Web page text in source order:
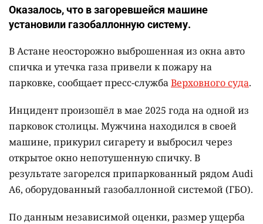
Оказалось, что в загоревшейся машине
установили газобаллонную систему.
В Астане неосторожно выброшенная из окна авто
спичка и утечка газа привели к пожару на
парковке, сообщает пресс-службаВерховного суда.
Инцидент произошёл в мае 2025 года на одной из
парковок столицы. Мужчина находился в своей
машине, прикурил сигарету и выбросил через
открытое окно непотушенную спичку. В
результате загорелся припаркованный рядом Audi
A6, оборудованный газобаллонной системой (ГБО).
По данным независимой оценки, размер ущерба